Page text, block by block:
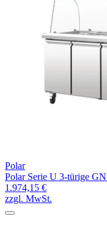
Polar
Polar Serie U 3-türige
1.974,15 €
zzgl. MwSt.